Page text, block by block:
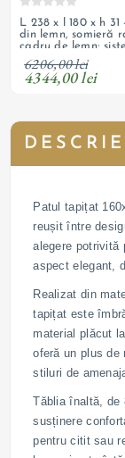
L 238 x l 180 x h
din lemn, somieră
cadru de lemn;
depozitare și
personalizabil
6206,00 lei
4344,00 lei
Patul tapițat
reușit între
alegere potrivită
aspect elegant,
Realizat din
tapițat este
material plăcut
oferă un plus de
stiluri de
Tăblia înaltă, de
susținere
pentru citit sau